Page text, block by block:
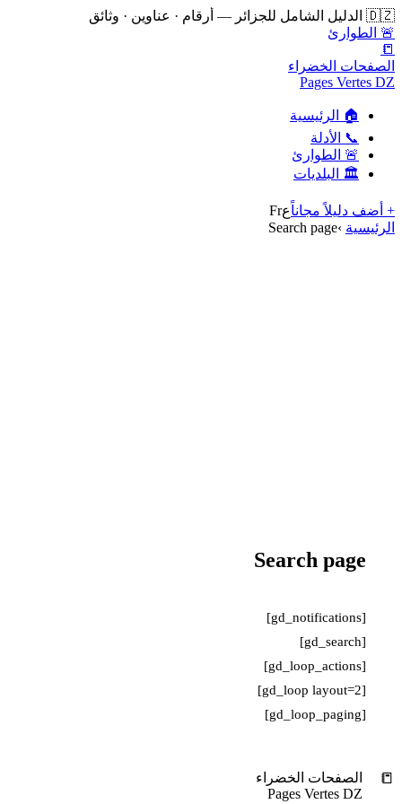
🇩🇿 الدليل الشامل للجزائر — أرقام · عناوين · وثائق
🚨 الطوارئ
📒
الصفحات الخضراء
Pages Vertes DZ
🏠 الرئيسية
📞 الأدلة
🚨 الطوارئ
🏛️ البلديات
+ أضف دليلاً مجاناًعFr
الرئيسية ›
Search page
Search page
[gd_notifications]
[gd_search]
[gd_loop_actions]
[gd_loop layout=2]
[gd_loop_paging]
📒
الصفحات الخضراء
Pages Vertes DZ